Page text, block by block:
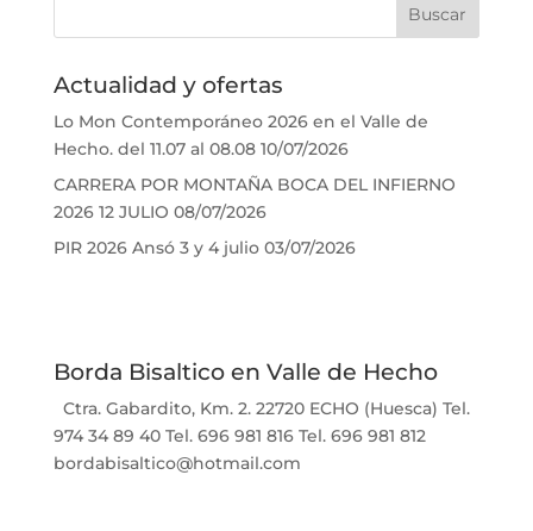
Actualidad y ofertas
Lo Mon Contemporáneo 2026 en el Valle de
Hecho. del 11.07 al 08.08 10/07/2026
CARRERA POR MONTAÑA BOCA DEL INFIERNO
2026 12 JULIO 08/07/2026
PIR 2026 Ansó 3 y 4 julio 03/07/2026
Borda Bisaltico en Valle de Hecho
Ctra. Gabardito, Km. 2. 22720 ECHO (Huesca) Tel.
974 34 89 40 Tel. 696 981 816 Tel. 696 981 812
bordabisaltico@hotmail.com